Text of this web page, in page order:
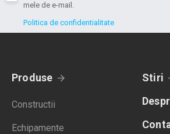
mele de e-mail.
Politica de confidentialitate
Produse
Constructii
Echipamente
Stiri